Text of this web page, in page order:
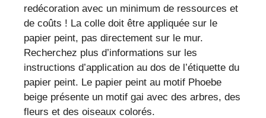
redécoration avec un minimum de ressources et
de coûts ! La colle doit être appliquée sur le
papier peint, pas directement sur le mur.
Recherchez plus d’informations sur les
instructions d’application au dos de l’étiquette du
papier peint. Le papier peint au motif Phoebe
beige présente un motif gai avec des arbres, des
fleurs et des oiseaux colorés.